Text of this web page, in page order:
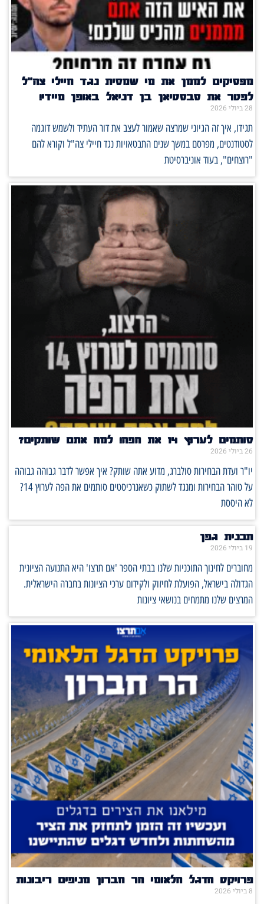
מפסיקים לממן את מי שמסית נגד חיילי צה"ל
לפטר את סבסטיאן בן דניאל באופן מיידי!
28 ביולי 2026
תגידו, איך זה הגיוני שמרצה שאמור לעצב את דור העתיד ולשמש דוגמה
לסטודנטים, מפרסם במשך שנים התבטאויות נגד חיילי צה"ל וקורא להם
"רוצחים", בעוד אוניברסיטת
סותמים לערוץ 14 את הפה! למה אתם שותקים?
26 ביולי 2026
יו"ר ועדת הבחירות סולברג, מדוע אתה שותק? איך אפשר לדבר גבוהה גבוהה
על טוהר הבחירות ומנגד לשתוק כשאנרכיסטים סותמים את הפה לערוץ 14?
לא היססת
תכנית גפן
19 ביולי 2026
מחוברים לחינוך התוכניות שלנו בבתי הספר 'אם תרצו' היא התנועה הציונית
הגדולה בישראל, הפועלת לחיזוק ולקידום ערכי הציונות בחברה הישראלית.
המרצים שלנו מתמחים בנושאי ציונות
פרויקט הדגל הלאומי הר חברון מניפים ריבונות
8 ביולי 2026